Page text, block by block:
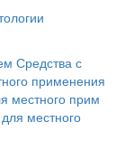
Средства с
применения
местного прим
местного